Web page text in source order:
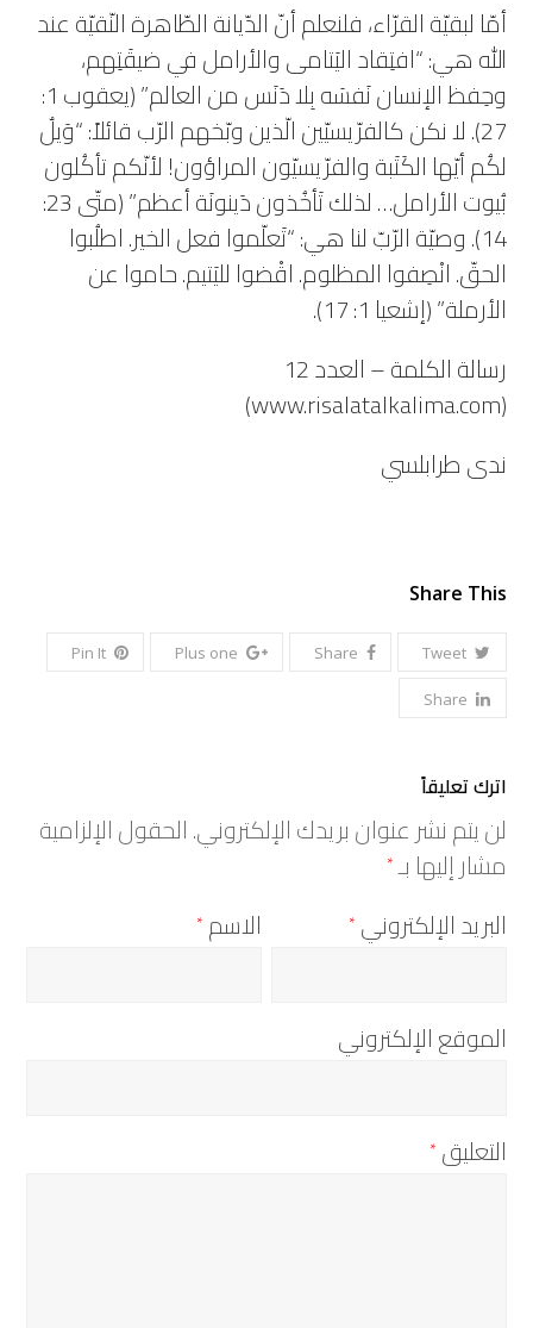
أمّا لبقيّة القرّاء، فلنعلم أنّ الدّيانة الطّاهرة النّقيّة عند
الله هي: “افتِقاد اليَتامى والأرامل في ضيقَتِهم،
وحِفظ الإنسان نَفسَه بِلا دَنَس من العالم” (يعقوب 1:
27). لا نكن كالفرّيسيّين الّذين وبّخهم الرّب قائلاً: “وَيلٌ
لكُم أيّها الكَتَبة والفرّيسيّون المراؤون! لأنّكم تأكُلون
بُيوت الأرامل… لذلك تَأخُذون دَينونَة أعظم” (متّى 23:
14). وصيّة الرّبّ لنا هي: “تَعلّموا فعل الخير. اطلُبوا
الحقّ. انْصِفوا المظلوم. اقْضوا لليَتيم. حاموا عن
الأرملة” (إشعيا 1: 17).
رسالة الكلمة – العدد 12
(www.risalatalkalima.com)
ندى طرابلسي
Share This
Tweet
Share
Plus one
Pin It
Share
اترك تعليقاً
لن يتم نشر عنوان بريدك الإلكتروني.الحقول الإلزامية
مشار إليها بـ*
الاسم * البريد الإلكتروني *
الموقع الإلكتروني
التعليق *